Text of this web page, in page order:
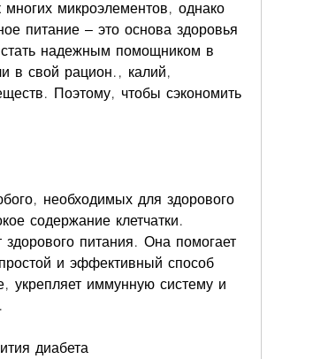
микроэлементов, однако
питание – это основа здоровья
стать надежным помощником в
в свой рацион., калий,
Поэтому, чтобы сэкономить
необходимых для здорового
содержание клетчатки.
питания. Она помогает
и эффективный способ
укрепляет иммунную систему и
диабета